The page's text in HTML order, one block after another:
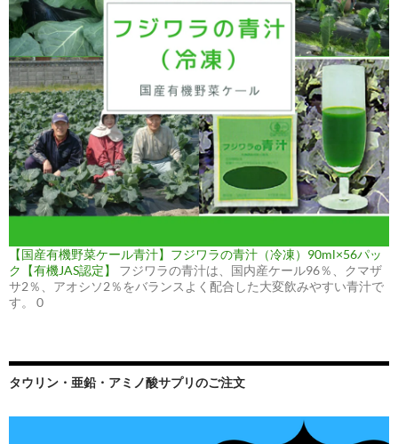
【国産有機野菜ケール青汁】フジワラの青汁（冷凍）90ml×56パッ
ク【有機JAS認定】
フジワラの青汁は、国内産ケール96％、クマザ
サ2％、アオシソ2％をバランスよく配合した大変飲みやすい青汁で
す。 0
タウリン・亜鉛・アミノ酸サプリのご注文